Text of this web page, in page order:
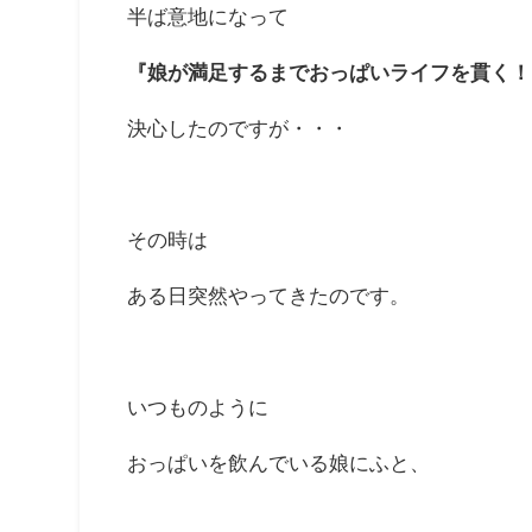
半ば意地になって
『娘が満足するまでおっぱいライフを貫く
決心したのですが・・・
その時は
ある日突然やってきたのです。
いつものように
おっぱいを飲んでいる娘にふと、